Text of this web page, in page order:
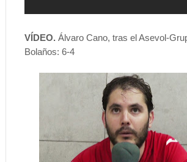
VÍDEO. Álvaro Cano, tras el Asevol-
Bolaños: 6-4